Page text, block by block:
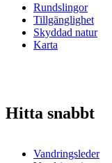
Rundslingor
Tillgänglighet
Skyddad natur
Karta
Hitta snabbt
Vandringsleder